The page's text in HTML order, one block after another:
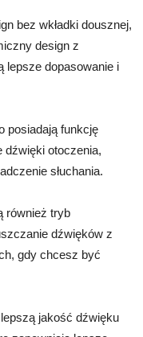
bez wkładki dousznej,
design z
lepsze dopasowanie i
posiadają funkcję
dźwięki otoczenia,
słuchania.
również tryb
dźwięków z
gdy chcesz być
jakość dźwięku